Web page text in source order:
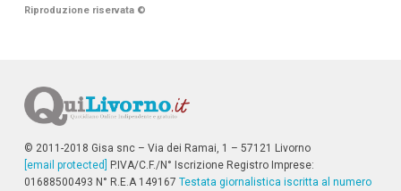
i
M
e
ù
P
r
Riproduzione riservata ©
© 2011-2018 Gisa snc – Via dei Ramai, 1 – 57121 Livorno
[email protected]
P.IVA/C.F./N° Iscrizione Registro Imprese:
01688500493 N° R.E.A 149167 Testata giornalistica iscritta al numero